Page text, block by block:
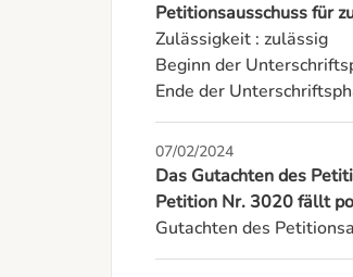
Petitionsausschuss für
Zulässigkeit : zulässig
Beginn der
Ende der
07/02/2024
Das Gutachten des
Petition Nr. 3020 fällt
Gutachten des